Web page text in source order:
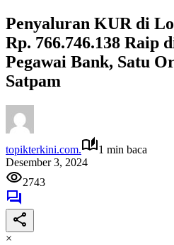
Penyaluran KUR di
Rp. 766.746.138 Raip
Pegawai Bank, Satu
Satpam
topikterkini.com.
1 min baca
Desember 3, 2024
2743
×